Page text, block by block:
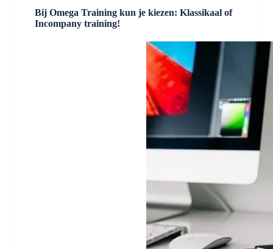
Bij Omega Training kun je kiezen: Klassikaal of
Incompany training!